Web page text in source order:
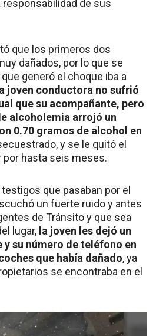
de sus
que los primeros dos
dañados, por lo que se
generó el choque iba a
joven conductora no sufrió
que su acompañante, pero
alcoholemia arrojó un
0.70 gramos de alcohol en
y se le quitó el
por hasta seis meses.
que pasaban por el
un fuerte ruido y antes
de Tránsito y que sea
lugar, la joven les dejó un
y su número de teléfono en
que había dañado, ya
se encontraba en el